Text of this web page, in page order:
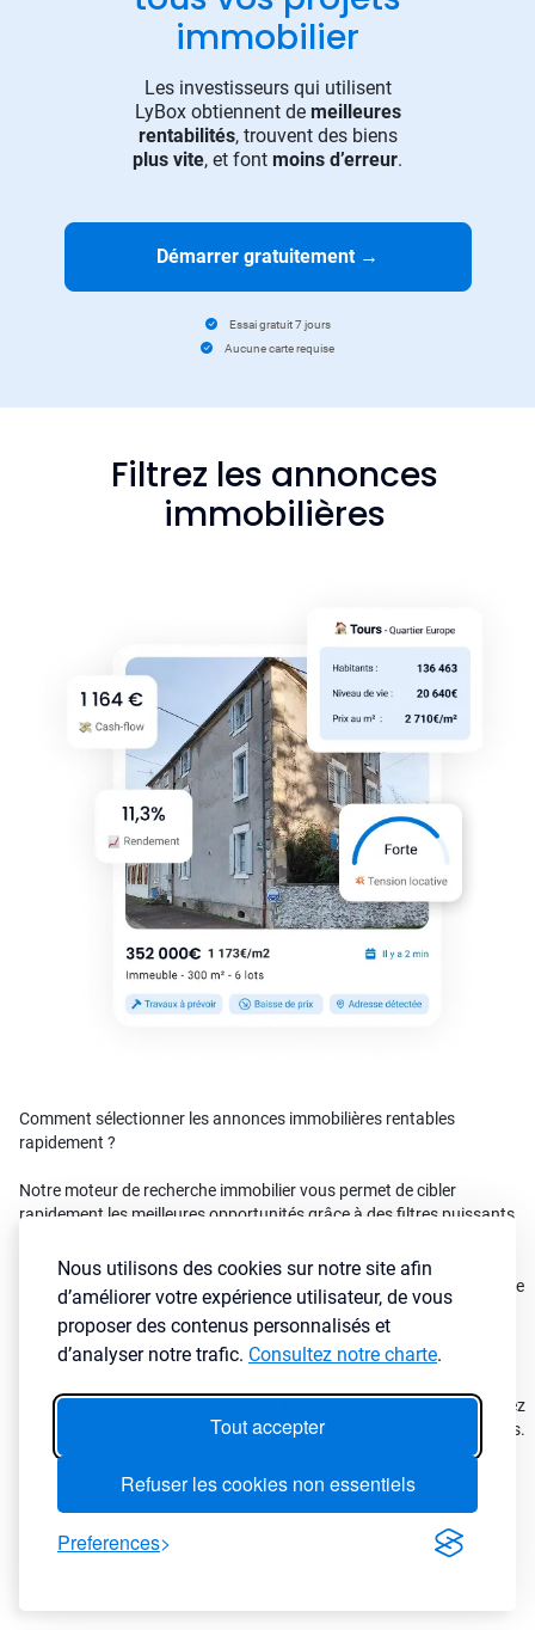
Nous utilisons des cookies sur notre site afin
d’améliorer votre expérience utilisateur, de vous
proposer des contenus personnalisés et
d’analyser notre trafic. Consultez notre charte.
Tout accepter
Refuser les cookies non essentiels
Preferences
immobilier
Les investisseurs qui utilisent
LyBox obtiennent de meilleures
rentabilités, trouvent des biens
plus vite, et font moins d’erreur.
Démarrer gratuitement →
Essai gratuit 7 jours
Aucune carte requise
Filtrez les annonces
immobilières
Comment sélectionner les annonces immobilières rentables
rapidement ?
Notre moteur de recherche immobilier vous permet de cibler
rapidement les meilleures opportunités grâce à des filtres puissants
En tant que véritable agrégateur d’annonces immo , LyBox centralise
les offres issues de centaines de sites pour vous éviter de les
consulter une à une.
par ville, prix, rendement, cash-flow, type de bien ou surface et laissez
notre agrégateur immobilier détecter les annonces les plus rentables.
Annonces immobilières urgentes